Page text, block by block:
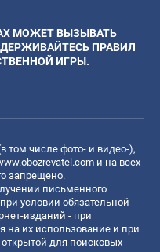
МОЖЕТ ВЫЗЫВАТЬ
ПРАВИЛ
ИГРЫ.
том числе фото- и видео-),
и на всех
запрещено.
письменного
условии обязательной
изданий - при
на их использование и при
для поисковых